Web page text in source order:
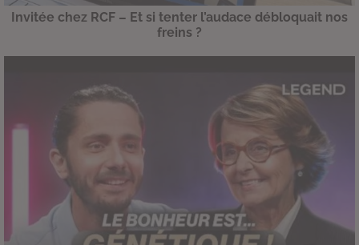
Invitée chez RCF – Et si tenter l’audace débloquait nos
freins ?